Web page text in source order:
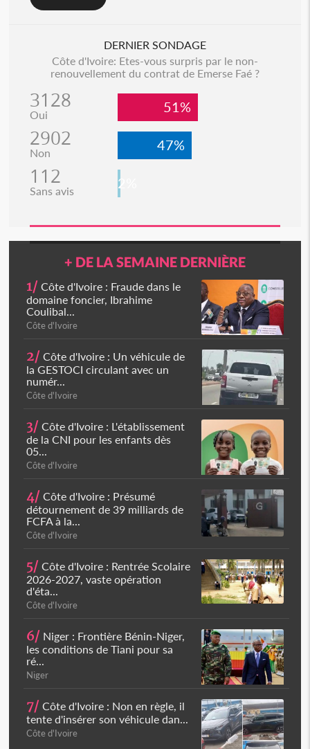
DERNIER SONDAGE
Côte d'Ivoire: Etes-vous surpris par le non-
renouvellement du contrat de Emerse Faé ?
3128
Oui 51%
2902
Non 47%
112
Sans avis 2%
+ DE LA SEMAINE DERNIÈRE
1/ Côte d'Ivoire : Fraude dans le
domaine foncier, Ibrahime
Coulibal...
Côte d'Ivoire
2/ Côte d'Ivoire : Un véhicule de
la GESTOCI circulant avec un
numér...
Côte d'Ivoire
3/ Côte d'Ivoire : L'établissement
de la CNI pour les enfants dès
05...
Côte d'Ivoire
4/ Côte d'Ivoire : Présumé
détournement de 39 milliards de
FCFA à la...
Côte d'Ivoire
5/ Côte d'Ivoire : Rentrée Scolaire
2026-2027, vaste opération
d'éta...
Côte d'Ivoire
6/ Niger : Frontière Bénin-Niger,
les conditions de Tiani pour sa
ré...
Niger
7/ Côte d'Ivoire : Non en règle, il
tente d'insérer son véhicule dan...
Côte d'Ivoire